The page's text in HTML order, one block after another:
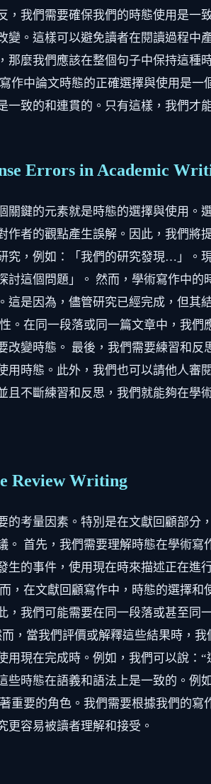
，我們需要確保我們的時態使用是
變。這樣可以避免讀者在閱讀過程
那麼我們應該在整個句子中保持這
作中論文時態的正確選擇與使用是
致的和連貫的。只有這樣，我們才
Errors in Academic
關鍵的元素就是時態的選擇與使用
作者的觀點產生誤解。因此，我們
究，例如：「我們的研究發現…」
討這個問題」。 然而，學術寫作中
這是因為，儘管研究已經完成，但
。在同一段落或同一篇文章中，我
變時態。 最後，我們需要練習和
用時態。此外，我們也可以請他人
且不斷練習和反思，我們就能夠在
Review Writing
的考量因素。特別是在文獻回顧部
。 首先，我們需要理解時態在學術
生的事件，使用現在時來描述正在
，在文獻回顧寫作中，時態的選擇
我們可能需要在同一段落或甚至
，當我們評價或解釋這些結果時，
用現在完成時。例如，我們可以說
些時態在語義和語法上是一致的。
重要的角色。我們需要根據我們的
更容易被讀者理解和接受。